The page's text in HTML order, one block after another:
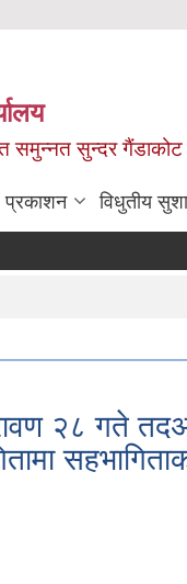
समुन्नत सुन्दर
प्रकाशन विधुतीय
२८ गते